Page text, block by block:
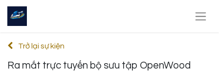
Trở lại sự kiện
Ra mắt trực tuyến bộ sưu tập OpenWood